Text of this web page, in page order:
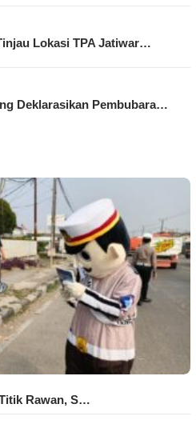
Lokasi TPA Jatiwar…
Deklarasikan Pembubara…
Rawan, S…